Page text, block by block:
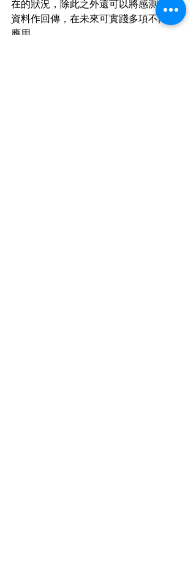
在的狀況，除此之外還可以將感測器的
資料作回傳，在未來可實踐多項不同的
應用。